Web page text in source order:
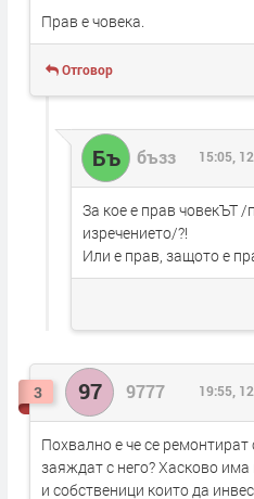
Прав е човека.
Отговор
Бъ бъзз 15:05,
За кое е прав човекЪТ /
изречението/?!
Или е прав, защото е
3 97 9777 19:55,
Похвално е че се
заяждат с него? Хасково
и собственици които да